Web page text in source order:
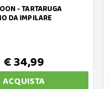
- TARTARUGA
DA IMPILARE
€ 34,99
ACQUISTA